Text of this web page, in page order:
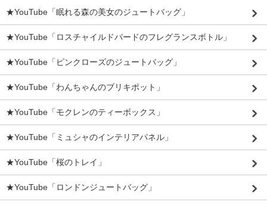
★YouTube「眠れる森の美女のジュートバッグ」
★YouTube「ロスチャイルドバードのフレグランスボトル」
★YouTube「ピンクローズのジュートバッグ」
★YouTube「わんちゃんのブリキポット」
★YouTube「モクレンのティーボックス」
★YouTube「ミュシャのインテリアパネル」
★YouTube「桜のトレイ」
★YouTube「ロンドンジュートバッグ」